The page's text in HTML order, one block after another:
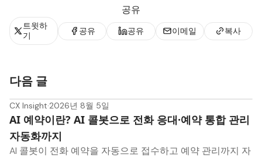
공유
트윗하
기
공유 공유 이메일 복사
다음 글
CX Insight·2026년 8월 5일
AI 예약이란? AI 콜봇으로 전화 응대·예약 통합 관리
자동화까지
AI 콜봇이 전화 예약을 자동으로 접수하고 예약 관리까지 자